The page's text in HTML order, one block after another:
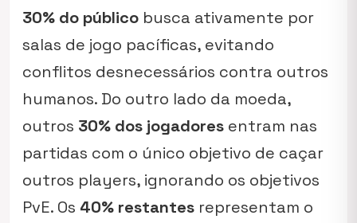
30% do público busca ativamente por
salas de jogo pacíficas, evitando
conflitos desnecessários contra outros
humanos. Do outro lado da moeda,
outros 30% dos jogadores entram nas
partidas com o único objetivo de caçar
outros players, ignorando os objetivos
PvE. Os 40% restantes representam o